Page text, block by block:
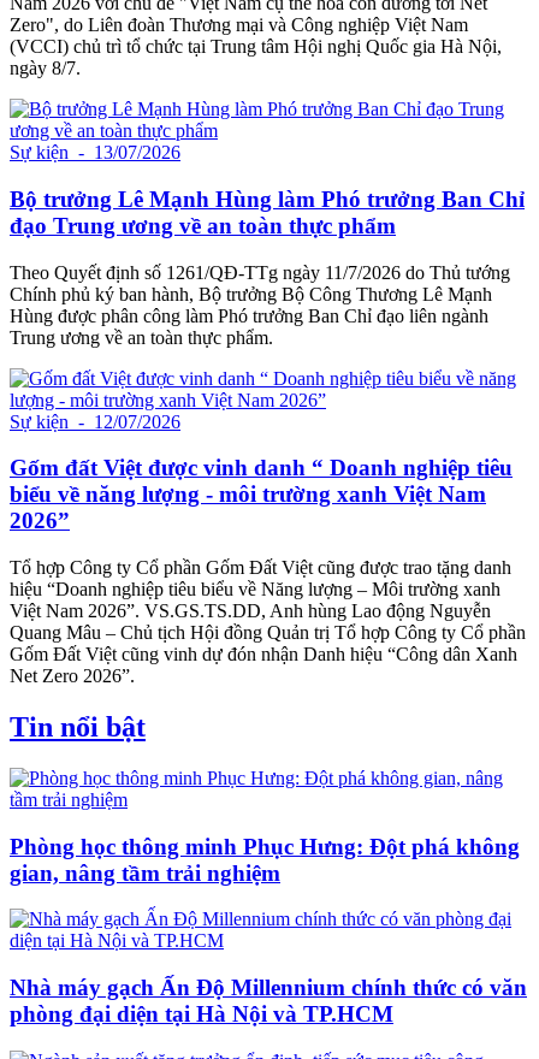
Zero", do Liên đoàn Thương mại và Công nghiệp Việt Nam
(VCCI) chủ trì tổ chức tại Trung tâm Hội nghị Quốc gia Hà Nội,
ngày 8/7.
Sự kiện - 13/07/2026
Bộ trưởng Lê Mạnh Hùng làm Phó trưởng Ban Chỉ
đạo Trung ương về an toàn thực phẩm
Theo Quyết định số 1261/QĐ-TTg ngày 11/7/2026 do Thủ tướng
Chính phủ ký ban hành, Bộ trưởng Bộ Công Thương Lê Mạnh
Hùng được phân công làm Phó trưởng Ban Chỉ đạo liên ngành
Trung ương về an toàn thực phẩm.
Sự kiện - 12/07/2026
Gốm đất Việt được vinh danh “ Doanh nghiệp tiêu
biểu về năng lượng - môi trường xanh Việt Nam
2026”
Tổ hợp Công ty Cổ phần Gốm Đất Việt cũng được trao tặng danh
hiệu “Doanh nghiệp tiêu biểu về Năng lượng – Môi trường xanh
Việt Nam 2026”. VS.GS.TS.DD, Anh hùng Lao động Nguyễn
Quang Mâu – Chủ tịch Hội đồng Quản trị Tổ hợp Công ty Cổ phần
Gốm Đất Việt cũng vinh dự đón nhận Danh hiệu “Công dân Xanh
Net Zero 2026”.
Tin nổi bật
Phòng học thông minh Phục Hưng: Đột phá không
gian, nâng tầm trải nghiệm
Nhà máy gạch Ấn Độ Millennium chính thức có văn
phòng đại diện tại Hà Nội và TP.HCM